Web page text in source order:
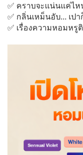
✅ คราบจะแน่นแค่ไห
✅ กลิ่นเหม็นอับ... เปา
✅ เรื่องความหอมหรู